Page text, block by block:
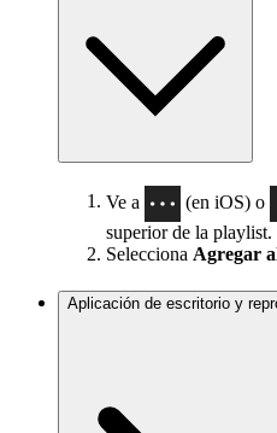
Ve a (en iOS) o
superior de la playlist.
Selecciona Agregar
Aplicación de escritorio y